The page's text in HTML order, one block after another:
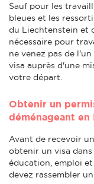
Sauf pour les
bleues et les
du Liechtenstein et
nécessaire pour
ne venez pas de
visa auprès d'une
votre départ.
Obtenir un
déménageant
Avant de recevoir
obtenir un visa
éducation, emploi
devez rassembler